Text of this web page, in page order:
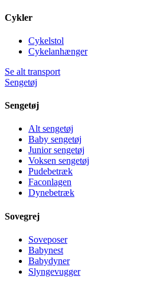
Cykler
Cykelstol
Cykelanhænger
Se alt transport
Sengetøj
Sengetøj
Alt sengetøj
Baby sengetøj
Junior sengetøj
Voksen sengetøj
Pudebetræk
Faconlagen
Dynebetræk
Sovegrej
Soveposer
Babynest
Babydyner
Slyngevugger